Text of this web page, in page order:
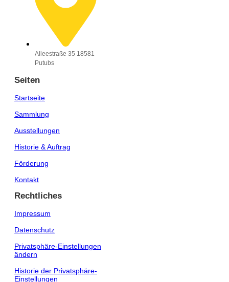
Alleestraße 35 18581
Putubs
Seiten
Startseite
Sammlung
Ausstellungen
Historie & Auftrag
Förderung
Kontakt
Rechtliches
Impressum
Datenschutz
Privatsphäre-Einstellungen
ändern
Historie der Privatsphäre-
Einstellungen